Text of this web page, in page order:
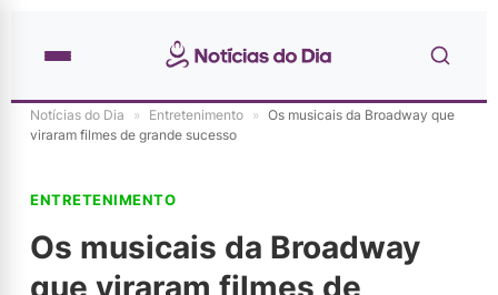
Notícias do Dia » Entretenimento » Os musicais da Broadway que
viraram filmes de grande sucesso
ENTRETENIMENTO
Os musicais da Broadway
que viraram filmes de